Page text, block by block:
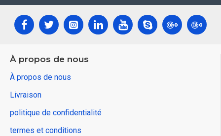
À propos de nous
À propos de nous
Livraison
politique de confidentialité
termes et conditions